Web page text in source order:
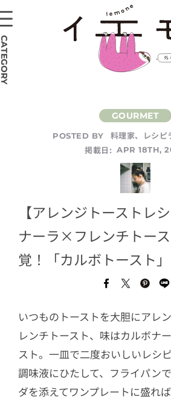
POSTED BY
料理家、レシ
掲載日: APR 18TH,
【アレンジトーストレ
ナーラ×フレンチトー
覚！「カルボトースト」
いつものトーストを大胆にアレ
レンチトースト、味はカルボナ
スト。一皿で二度おいしいレシ
調味液にひたして、フライパン
ダを添えてワンプレートに盛れ